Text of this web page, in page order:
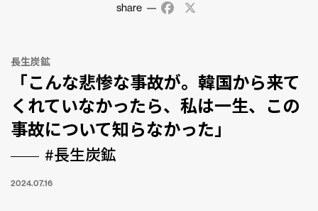
share Facebook
長生炭鉱
「こんな悲惨な事故が。韓国から来て
くれていなかったら、私は一生、この
事故について知らなかった」
#長生炭鉱
2024.07.16